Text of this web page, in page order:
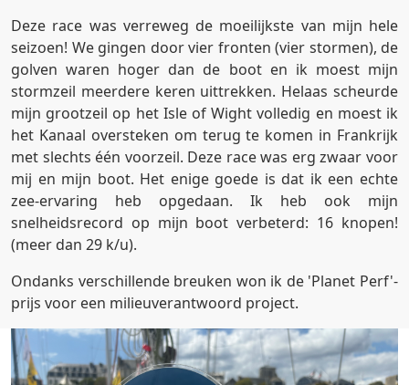
Deze race was verreweg de moeilijkste van mijn hele
seizoen! We gingen door vier fronten (vier stormen), de
golven waren hoger dan de boot en ik moest mijn
stormzeil meerdere keren uittrekken. Helaas scheurde
mijn grootzeil op het Isle of Wight volledig en moest ik
het Kanaal oversteken om terug te komen in Frankrijk
met slechts één voorzeil. Deze race was erg zwaar voor
mij en mijn boot. Het enige goede is dat ik een echte
zee-ervaring heb opgedaan. Ik heb ook mijn
snelheidsrecord op mijn boot verbeterd: 16 knopen!
(meer dan 29 k/u).
Ondanks verschillende breuken won ik de 'Planet Perf'-
prijs voor een milieuverantwoord project.